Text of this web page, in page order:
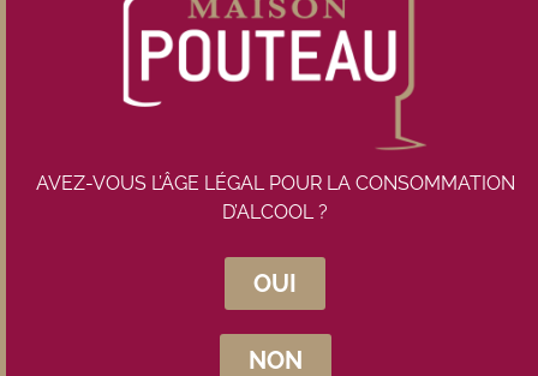
Rupture de stock
Inscrivez-vous à la newsletter
Maison Pouteau
AVEZ-VOUS L’ÂGE LÉGAL POUR LA CONSOMMATION
D’ALCOOL ?
OUI
NON